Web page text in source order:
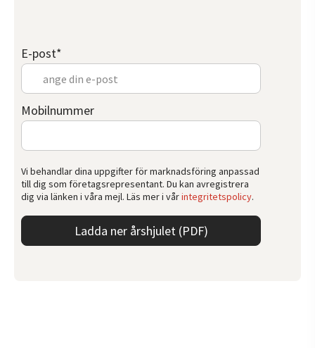
E-post*
Mobilnummer
Vi behandlar dina uppgifter för marknadsföring anpassad
till dig som företagsrepresentant. Du kan avregistrera
dig via länken i våra mejl. Läs mer i vårintegritetspolicy.